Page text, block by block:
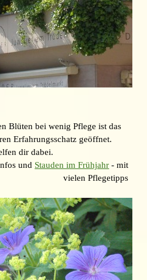
Blüten bei wenig Pflege ist das
Erfahrungsschatz geöffnet.
dir dabei.
und Stauden im Frühjahr - mit
vielen Pflegetipps